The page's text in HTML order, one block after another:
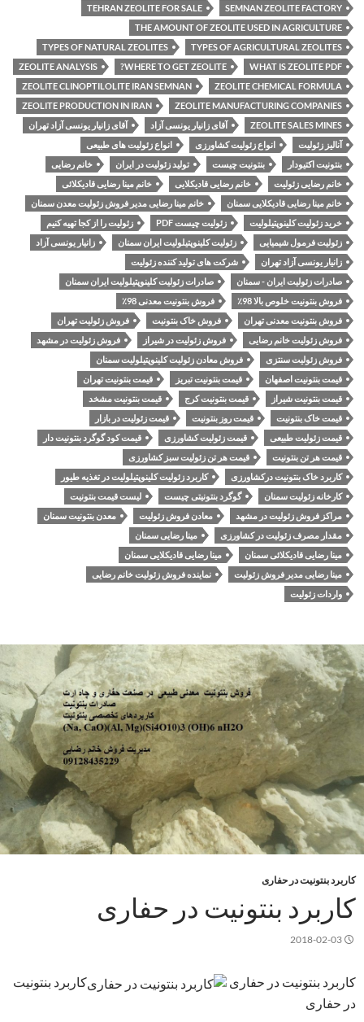
SEMNAN ZEOLITE FACTORY
TEHRAN ZEOLITE FOR SALE
THE AMOUNT OF ZEOLITE USED IN AGRICULTURE
TYPES OF AGRICULTURAL ZEOLITES
TYPES OF NATURAL ZEOLITES
WHAT IS ZEOLITE PDF
WHERE TO GET ZEOLITE?
ZEOLITE ANALYSIS
ZEOLITE CHEMICAL FORMULA
ZEOLITE CLINOPTILOLITE IRAN SEMNAN
ZEOLITE MANUFACTURING COMPANIES
ZEOLITE PRODUCTION IN IRAN
ZEOLITE SALES MINES
آقای زانیار یونسی آزاد
آقای زانیار یونسی آزاد تهران
آنالیز زئولیت
انواع زئولیت کشاورزی
انواع زئولیت های طبیعی
بنتونیت اکتیودار
بنتونیت چیست تولید زئولیت در ایران
خانم رضایی
خانم رضایی زئولیت
خانم رضایی قادیکلایی
خانم مینا رضایی قادیکلائی
خانم مینا رضایی قادیکلایی سمنان
خانم مینا رضایی مدیر فروش زئولیت معدن سمنان
خرید زئولیت کلینوپتیلولیت
زئولیت چیست PDF
زئولیت را از کجا تهیه کنیم
زئولیت فرمول شیمیایی
زئولیت کلینوپتیلولیت ایران سمنان
زانیار یونسی آزاد
زانیار یونسی آزاد تهران
شرکت های تولید کننده زئولیت
صادرات زئولیت ایران - سمنان
صادرات زئولیت کلینوپتیلولیت ایران سمنان
فروش بنتونیت خلوص بالا 98٪
فروش بنتونیت معدنی 98٪
فروش بنتونیت معدنی تهران
فروش خاک بنتونیت
فروش زئولیت تهران
فروش زئولیت خانم رضایی
فروش زئولیت در شیراز
فروش زئولیت در مشهد
فروش زئولیت سنتزی
فروش معادن زئولیت کلینوپتیلولیت سمنان
قیمت بنتونیت اصفهان
قیمت بنتونیت تبریز
قیمت بنتونیت تهران
قیمت بنتونیت شیراز
قیمت بنتونیت کرج
قیمت بنتونیت مشخد
قیمت خاک بنتونیت
قیمت روز بنتونیت
قیمت زئولیت در بازار
قیمت زئولیت طبیعی
قیمت زئولیت کشاورزی
قیمت کود گوگرد بنتونیت دار
قیمت هر تن بنتونیت
قیمت هر تن زئولیت سبز کشاورزی
کاربرد خاک بنتونیت درکشاورزی
کاربرد زئولیت کلینوپتیلولیت در تغذیه طیور
کارخانه زئولیت سمنان
گوگرد بنتونیتی چیست
لیست قیمت بنتونیت
مراکز فروش زئولیت در مشهد
معادن فروش زئولیت
معدن بنتونیت سمنان
مقدار مصرف زئولیت در کشاورزی
مینا رضایی سمنان
مینا رضایی قادیکلائی سمنان
مینا رضایی قادیکلایی سمنان
مینا رضایی مدیر فروش زئولیت
نماینده فروش زئولیت خانم رضایی
واردات زئولیت
کاربرد بنتونیت در حفاری
کاربرد بنتونیت در حفاری
2018-02-03
کاربرد بنتونیت در حفاری
کاربرد بنتونیت
در حفاری